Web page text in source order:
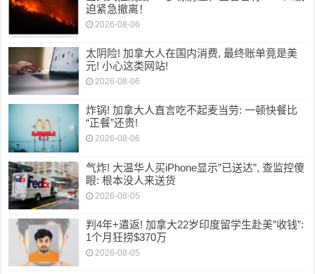
迫紧急撤离！
2026-08-06
太阴险! 加拿大人在国内消费, 最终账单竟是美
元! 小心这类网站!
2026-08-06
炸锅! 加拿大人直言吃不起麦当劳: 一顿快餐比
“正餐”还贵!
2026-08-06
气炸! 大温华人买iPhone显示”已送达”, 查监控傻
眼: 根本没人来送货
2026-08-05
判4年+遣返! 加拿大22岁印度留学生赴美”收钱”:
1个月狂捞$370万
2026-08-05